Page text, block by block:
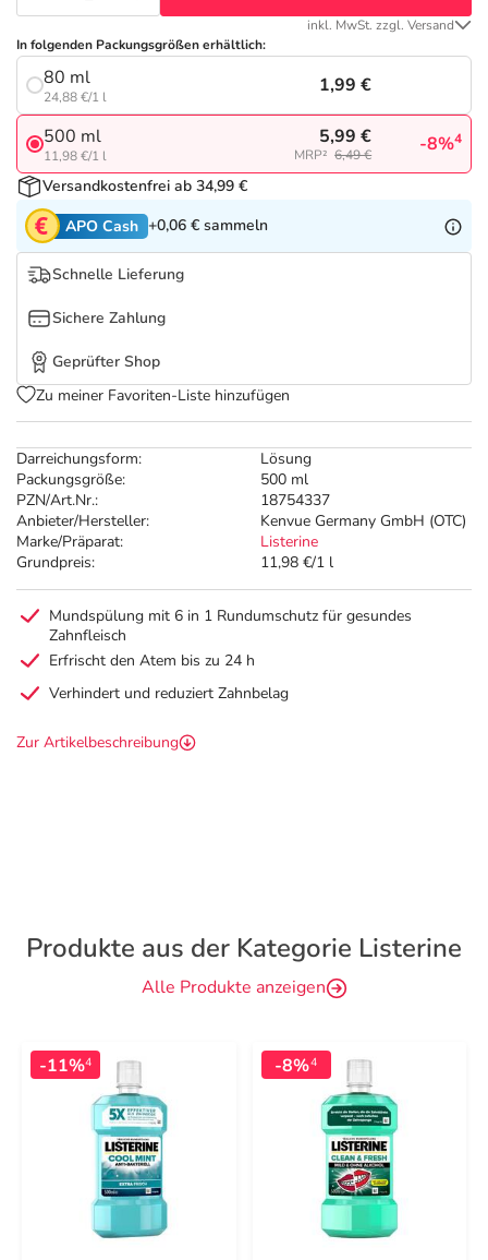
Tierapotheke
Vitamine & Mineralstoffe
Marken
Salus Deals
Darreichungsform:
Lösung
Packungsgröße:
500 ml
PZN/Art.Nr.:
18754337
Anbieter/Hersteller:
Kenvue Germany GmbH (OTC)
Marke/Präparat:
Listerine
Grundpreis:
11,98 €/1 l
inkl. MwSt. zzgl. Versand
In folgenden Packungsgrößen erhältlich:
80 ml
24,88 €/1 l
1,99 €
500 ml
11,98 €/1 l
5,99 €
MRP² 6,49 € -8%4
Versandkostenfrei ab 34,99 €
APO Cash +0,06 € sammeln
Schnelle Lieferung
Sichere Zahlung
Geprüfter Shop
Zu meiner Favoriten-Liste hinzufügen
Mundspülung mit 6 in 1 Rundumschutz für gesundes
Zahnfleisch
Erfrischt den Atem bis zu 24 h
Verhindert und reduziert Zahnbelag
Zur Artikelbeschreibung
Produkte aus der Kategorie Listerine
Alle Produkte anzeigen
-11%4 -8%4